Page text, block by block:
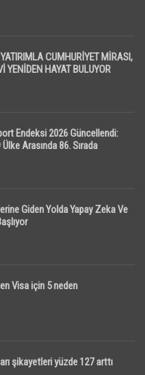
CUMHURİYET MİRASI,
YENİDEN HAYAT BULUYOR
Endeksi 2026 Güncellendi:
Arasında 86. Sırada
Giden Yolda Yapay Zeka Ve
Visa için 5 neden
şikayetleri yüzde 127 arttı